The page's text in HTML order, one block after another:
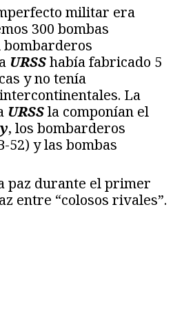
militar era
300 bombas
bombarderos
URSShabía fabricado 5
y no tenía
La
URSSla componían el
, los bombarderos
52) y las bombas
paz durante el primer
entre “colosos rivales”.